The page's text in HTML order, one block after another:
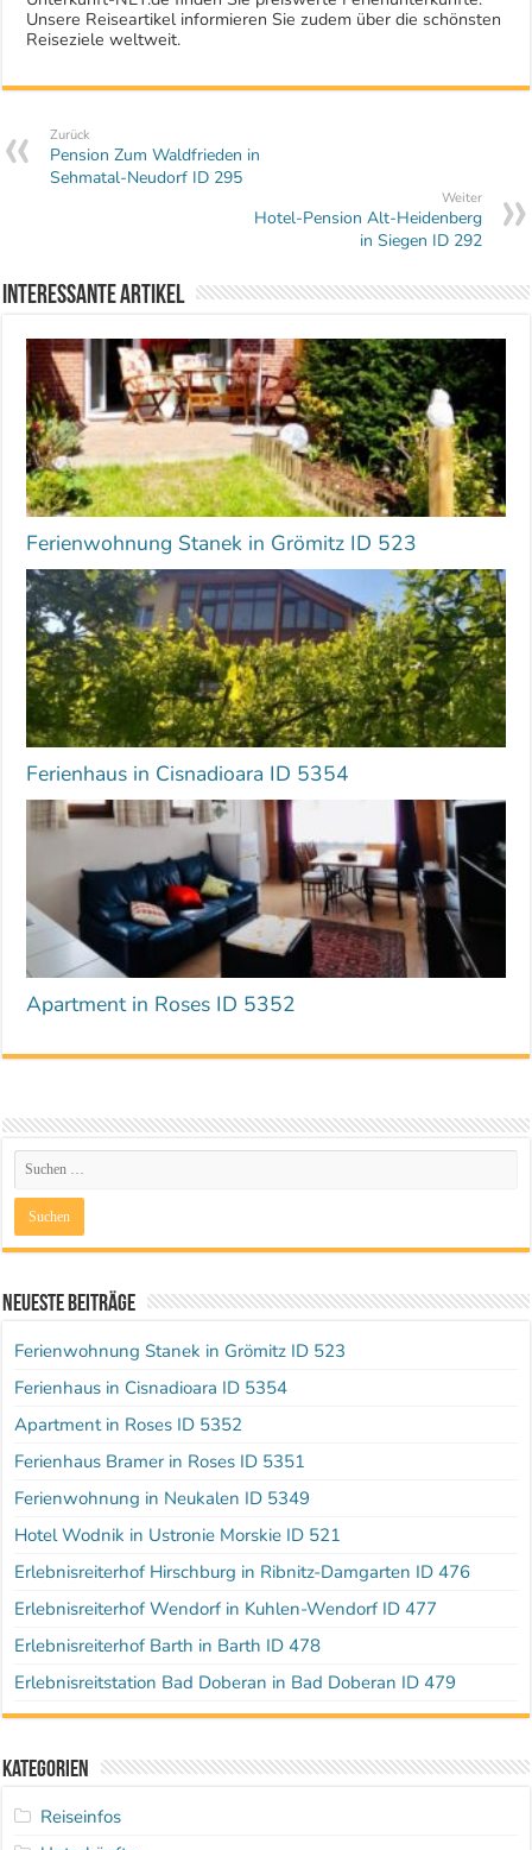
Unsere Reiseartikel informieren Sie zudem über die schönsten
Reiseziele weltweit.
Zurück
Pension Zum Waldfrieden in
Sehmatal-Neudorf ID 295
Weiter
Hotel-Pension Alt-Heidenberg
in Siegen ID 292
Interessante Artikel
Ferienwohnung Stanek in Grömitz ID 523
Ferienhaus in Cisnadioara ID 5354
Apartment in Roses ID 5352
Neueste Beiträge
Ferienwohnung Stanek in Grömitz ID 523
Ferienhaus in Cisnadioara ID 5354
Apartment in Roses ID 5352
Ferienhaus Bramer in Roses ID 5351
Ferienwohnung in Neukalen ID 5349
Hotel Wodnik in Ustronie Morskie ID 521
Erlebnisreiterhof Hirschburg in Ribnitz-Damgarten ID 476
Erlebnisreiterhof Wendorf in Kuhlen-Wendorf ID 477
Erlebnisreiterhof Barth in Barth ID 478
Erlebnisreitstation Bad Doberan in Bad Doberan ID 479
Kategorien
Reiseinfos